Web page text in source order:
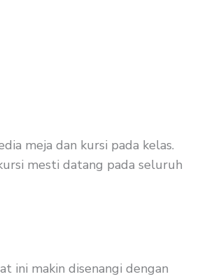
meja dan kursi pada kelas.
mesti datang pada seluruh
ini makin disenangi dengan